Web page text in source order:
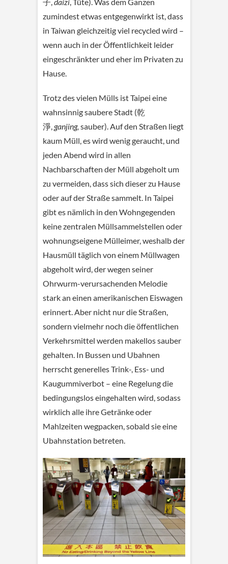
zumindest etwas entgegenwirkt ist, dass
in Taiwan gleichzeitig viel recycled wird –
wenn auch in der Öffentlichkeit leider
eingeschränkter und eher im Privaten zu
Hause.
Trotz des vielen Mülls ist Taipei eine
wahnsinnig saubere Stadt (乾
淨, ganjing, sauber). Auf den Straßen liegt
kaum Müll, es wird wenig geraucht, und
jeden Abend wird in allen
Nachbarschaften der Müll abgeholt um
zu vermeiden, dass sich dieser zu Hause
oder auf der Straße sammelt. In Taipei
gibt es nämlich in den Wohngegenden
keine zentralen Müllsammelstellen oder
wohnungseigene Mülleimer, weshalb der
Hausmüll täglich von einem Müllwagen
abgeholt wird, der wegen seiner
Ohrwurm-verursachenden Melodie
stark an einen amerikanischen Eiswagen
erinnert. Aber nicht nur die Straßen,
sondern vielmehr noch die öffentlichen
Verkehrsmittel werden makellos sauber
gehalten. In Bussen und Ubahnen
herrscht generelles Trink-, Ess- und
Kaugummiverbot – eine Regelung die
bedingungslos eingehalten wird, sodass
wirklich alle ihre Getränke oder
Mahlzeiten wegpacken, sobald sie eine
Ubahnstation betreten.